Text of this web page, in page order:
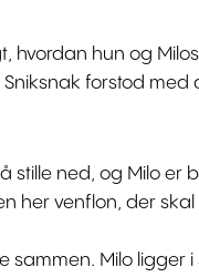
hvordan hun og
forstod
stille ned, og Milo
her venflon, der
sammen. Milo ligger